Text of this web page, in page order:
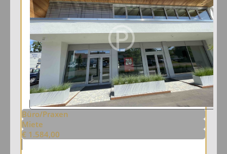
Büro/Praxen
Miete
€ 1.584,00